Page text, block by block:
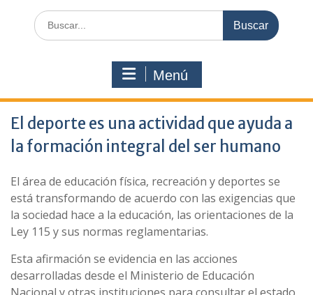
Buscar:
Menú
El deporte es una actividad que ayuda a
la formación integral del ser humano
El área de educación física, recreación y deportes se
está transformando de acuerdo con las exigencias que
la sociedad hace a la educación, las orientaciones de la
Ley 115 y sus normas reglamentarias.
Esta afirmación se evidencia en las acciones
desarrolladas desde el Ministerio de Educación